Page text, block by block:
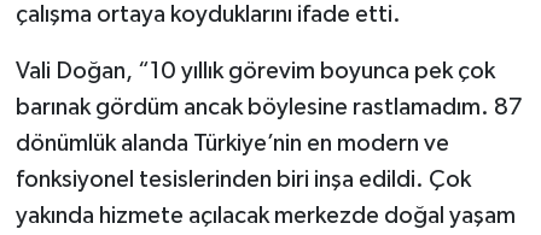
çalışma ortaya koyduklarını ifade etti.
Vali Doğan, “10 yıllık görevim boyunca pek çok
barınak gördüm ancak böylesine rastlamadım. 87
dönümlük alanda Türkiye’nin en modern ve
fonksiyonel tesislerinden biri inşa edildi. Çok
yakında hizmete açılacak merkezde doğal yaşam